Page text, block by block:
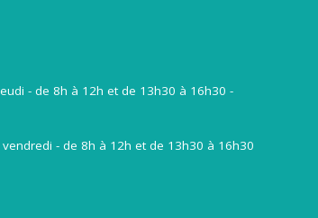
- de 8h à 12h et de 13h30 à 16h30 -
- de 8h à 12h et de 13h30 à 16h30